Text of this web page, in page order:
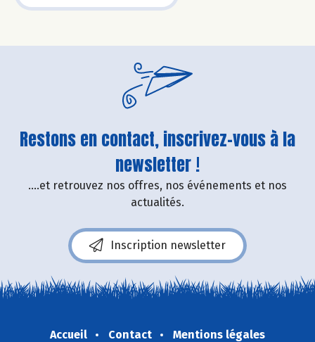
Restons en contact, inscrivez-vous à la
newsletter !
....et retrouvez nos offres, nos événements et nos
actualités.
Inscription newsletter
Accueil Contact
Mentions légales